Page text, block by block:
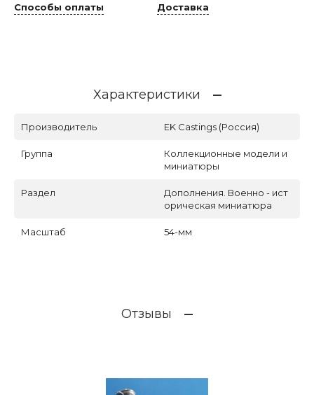
Способы оплаты Доставка
Характеристики
Производитель EK Castings (Россия)
Группа
Коллекционные модели и
миниатюры
Раздел
Дополнения. Военно - ист
орическая миниатюра
Масштаб 54-мм
Отзывы